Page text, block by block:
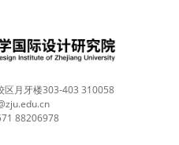
区月牙楼303-403 310058
88206978